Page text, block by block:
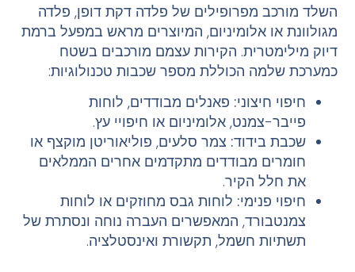
השלד מורכב מפרופילים של פלדה דקת דופן, פלדה
מגולוונת או אלומיניום, המיוצרים מראש במפעל ברמת
דיוק מילימטרית. הקירות עצמם מורכבים בשטח
כמערכת שלמה הכוללת מספר שכבות טכנולוגיות:
חיפוי חיצוני:פאנלים מבודדים, לוחות
פייבר-צמנט, אלומיניום או חיפויי עץ.
שכבת בידוד:צמר סלעים, פוליאוריטן מוקצף או
חומרים מבודדים מתקדמים אחרים הממלאים
את חלל הקיר.
חיפוי פנימי:לוחות גבס מחוזקים או לוחות
צמנטבורד, המאפשרים העברה נוחה ונסתרת של
תשתיות חשמל, תקשורת ואינסטלציה.